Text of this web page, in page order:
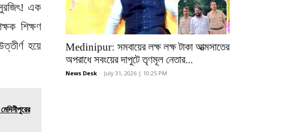
এক
শিক্ষণ
হয়ে
Medinipur: সমবায়ের লক্ষ লক্ষ টাকা আত্মসাতের
অপরাধে সবংয়ের দাপুটে তৃণমূল নেতার...
News Desk - July 31, 2026 | 10:25 PM